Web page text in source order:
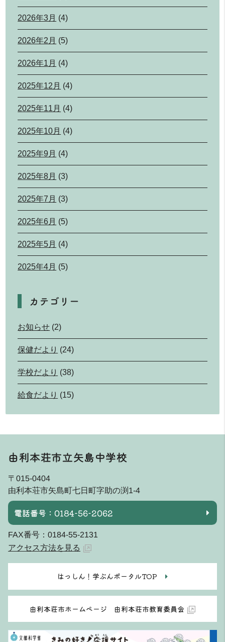
2026年3月 (4)
2026年2月 (5)
2026年1月 (4)
2025年12月 (4)
2025年11月 (4)
2025年10月 (4)
2025年9月 (4)
2025年8月 (3)
2025年7月 (3)
2025年6月 (5)
2025年5月 (4)
2025年4月 (5)
カテゴリー
お知らせ (2)
保健だより (24)
学校だより (38)
給食だより (15)
由利本荘市立矢島中学校
〒015-0404
由利本荘市矢島町七日町字助の渕1-4
電話番号：0184-56-2062
FAX番号：0184-55-2131
アクセス方法を見る
はっしん！学ぶんポータルTOP
由利本荘市ホームページ 由利本荘市教育委員会